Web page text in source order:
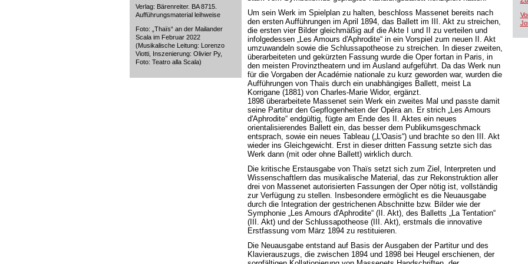
Verlag: Bärenreiter. BA 8715.
Aufführungsmaterial leihweise
Foto: „Thaïs“ an der Mailander
Scala im Februar 2022
(Musikalische Leitung: Lorenzo
Viotti, Inszenierung: Olivier Py,
Foto: Teatro alla Scala)
Um sein Werk im Spielplan zu halten, beschloss Massenet bereits nach
den ersten Aufführungen im April 1894, das Ballett im III. Akt zu streichen,
die ersten vier Bilder gleichmäßig auf die Akte I und II zu verteilen und
infolgedessen „Les Amours d'Aphrodite“ in ein Vorspiel zum neuen II. Akt
umzuwandeln sowie die Schlussapotheose zu streichen. In dieser zweiten,
überarbeiteten und gekürzten Fassung wurde die Oper fortan in Paris, in
den meisten Provinztheatern und im Ausland aufgeführt. Da das Werk nun
für die Vorgaben der Académie nationale zu kurz geworden war, wurden die
Aufführungen von Thaïs durch ein unabhängiges Ballett, meist La
Korrigane (1881) von Charles-Marie Widor, ergänzt.
1898 überarbeitete Massenet sein Werk ein zweites Mal und passte damit
seine Partitur den Gepflogenheiten der Opéra an. Er strich „Les Amours
d'Aphrodite“ endgültig, fügte am Ende des II. Aktes ein neues
orientalisierendes Ballett ein, das besser dem Publikumsgeschmack
entsprach, sowie ein neues Tableau („L'Oasis“) und brachte so den III. Akt
wieder ins Gleichgewicht. Erst in dieser dritten Fassung setzte sich das
Werk dann (mit oder ohne Ballett) wirklich durch.
Die kritische Erstausgabe von Thaïs setzt sich zum Ziel, Interpreten und
Wissenschaftlern das musikalische Material, das zur Rekonstruktion aller
drei von Massenet autorisierten Fassungen der Oper nötig ist, vollständig
zur Verfügung zu stellen. Insbesondere ermöglicht es die Neuausgabe
durch die Integration der gestrichenen Abschnitte bzw. Bilder wie der
Symphonie „Les Amours d'Aphrodite“ (II. Akt), des Balletts „La Tentation“
(III. Akt) und der Schlussapotheose (III. Akt), erstmals die innovative
Erstfassung vom März 1894 zu restituieren.
Die Neuausgabe entstand auf Basis der Ausgaben der Partitur und des
Klavierauszugs, die zwischen 1894 und 1898 bei Heugel erschienen, der